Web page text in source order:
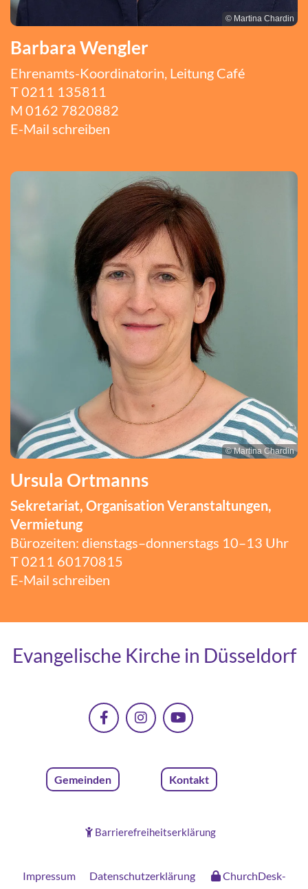
© Martina Chardin
Barbara Wengler
Ehrenamts-Koordinatorin, Leitung Café
T0211 135811
M 0162 7820882
E-Mail schreiben
© Martina Chardin
Ursula Ortmanns
Sekretariat, Organisation Veranstaltungen,
Vermietung
Bürozeiten: dienstags–donnerstags 10–13 Uhr
T 0211 60170815
E-Mail schreiben
Evangelische Kirche in Düsseldorf
Gemeinden Kontakt
 Barrierefreiheitserklärung
Impressum Datenschutzerklärung ChurchDesk-